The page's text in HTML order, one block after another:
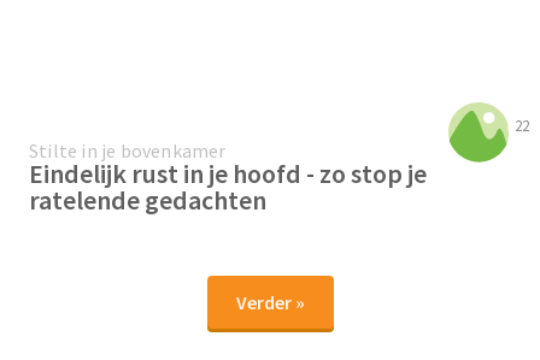
22
Stilte in je bovenkamer
Eindelijk rust in je hoofd - zo stop je
ratelende gedachten
Verder »